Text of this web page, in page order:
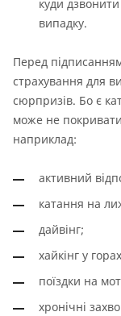
куди
випадку.
Перед
страхування для
сюрпризів. Бо є
може не
наприклад:
активний
катання на
дайвінг;
хайкінг у
поїздки на
хронічні